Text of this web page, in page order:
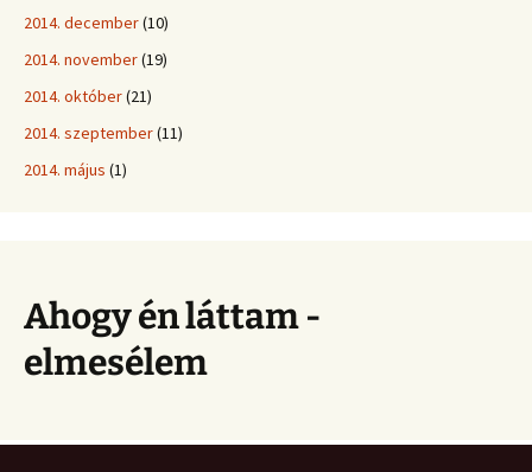
2014. december(10)
2014. november(19)
2014. október(21)
2014. szeptember(11)
2014. május (1)
Ahogy én láttam -
elmesélem